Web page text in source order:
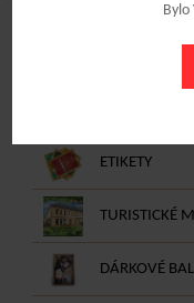
Bylo
ETIKETY
TURISTICKÉ
DÁRKOVÉ